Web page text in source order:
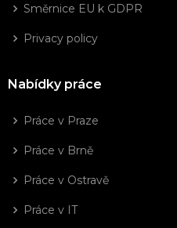
Směrnice EU k GDPR
Privacy policy
Nabídky práce
Práce v Praze
Práce v Brně
Práce v Ostravě
Práce v IT